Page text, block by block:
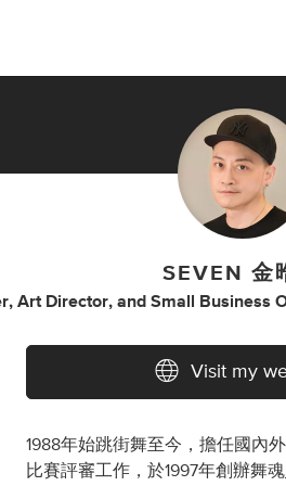
SEVEN 金
, Art Director, and Small Business
Visit my
1988年始跳街舞至今，擔任國內
比賽評審工作，於1997年創辦舞魂